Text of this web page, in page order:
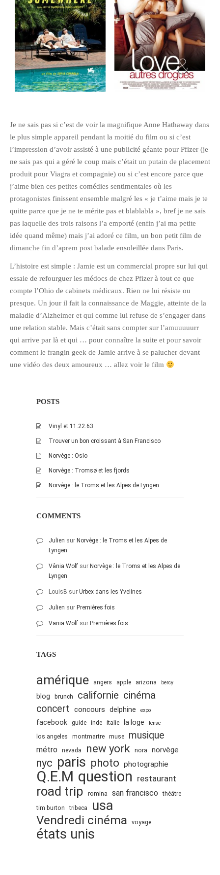
février 2016
janvier 2016
octobre 2014
août 2014
mars 2013
janvier 2013
décembre 2012
septembre 2012
août 2012
juillet 2012
mai 2012
mars 2012
février 2012
janvier 2012
décembre 2011
octobre 2011
août 2011
juillet 2011
juin 2011
mai 2011
janvier 2011
février 2010
janvier 2010
décembre 2009
novembre 2009
octobre 2009
septembre 2009
juillet 2009
mai 2009
avril 2009
mars 2009
décembre 2008
novembre 2008
octobre 2008
Je ne sais pas si c’est de voir la magnifique Anne Hathaway dans
le plus simple appareil pendant la moitié du film ou si c’est
l’impression d’avoir assisté à une publicité géante pour Pfizer (je
ne sais pas qui a géré le coup mais c’était un putain de placement
produit pour Viagra et compagnie) ou si c’est encore parce que
j’aime bien ces petites comédies sentimentales où les
protagonistes finissent ensemble malgré les « je t’aime mais je te
quitte parce que je ne te mérite pas et blablabla », bref je ne sais
pas laquelle des trois raisons l’a emporté (enfin j’ai ma petite
idée quand même) mais j’ai adoré ce film, un bon petit film de
dimanche fin d’aprem post balade ensoleillée dans Paris.
L’histoire est simple : Jamie est un commercial propre sur lui qui
essaie de refourguer les médocs de chez Pfizer à tout ce que
compte l’Ohio de cabinets médicaux. Rien ne lui résiste ou
presque. Un jour il fait la connaissance de Maggie, atteinte de la
maladie d’Alzheimer et qui comme lui refuse de s’engager dans
une relation stable. Mais c’était sans compter sur l’amuuuuurr
qui arrive par là et qui … pour connaître la suite et pour savoir
comment le frangin geek de Jamie arrive à se palucher devant
une vidéo des deux amoureux … allez voir le film
POSTS
Vinyl et 11.22.63
Trouver un bon croissant à San Francisco
Norvège : Oslo
Norvège : Tromsø et les fjords
Norvège : le Troms et les Alpes de Lyngen
COMMENTS
Julien sur Norvège : le Troms et les Alpes de
Lyngen
Vânia Wolf sur Norvège : le Troms et les Alpes de
Lyngen
LouisB sur Urbex dans les Yvelines
Julien sur Premières fois
Vania Wolf sur Premières fois
TAGS
amérique angers apple arizona bercy
blog brunch californie cinéma
concert concours delphine expo
facebook guide inde italie la loge lense
los angeles montmartre muse musique
métro nevada new york nora norvège
nyc paris photo photographie
Q.E.M question restaurant
road trip romina san francisco théâtre
tim burton
tribeca usa
Vendredi cinéma voyage
états unis